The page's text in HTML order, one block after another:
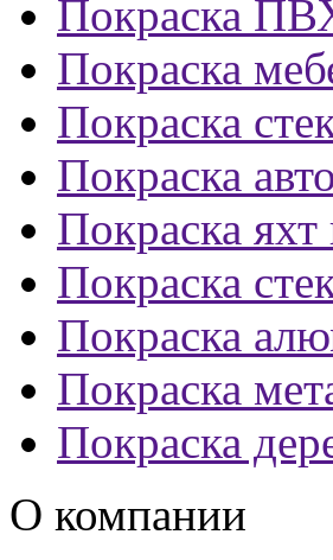
Покраска
Покраска
Покраска
Покраска
Покраска яхт
Покраска
Покраска
Покраска
Покраска
О компании